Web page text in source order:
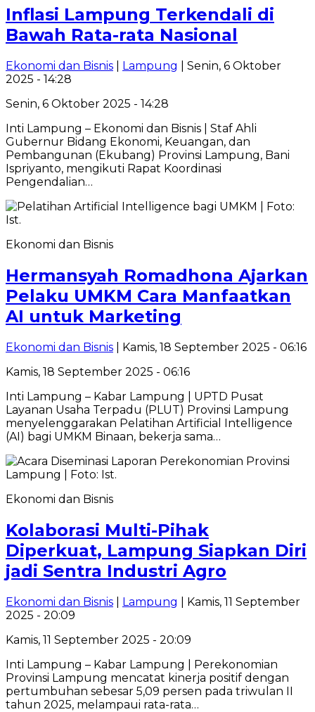
Inflasi Lampung Terkendali di
Bawah Rata-rata Nasional
Ekonomi dan Bisnis Lampung
| Senin, 6 Oktober
2025 - 14:28
Senin, 6 Oktober 2025 - 14:28
Inti Lampung – Ekonomi dan Bisnis | Staf Ahli
Gubernur Bidang Ekonomi, Keuangan, dan
Pembangunan (Ekubang) Provinsi Lampung, Bani
Ispriyanto, mengikuti Rapat Koordinasi
Pengendalian…
Ekonomi dan Bisnis
Hermansyah Romadhona Ajarkan
Pelaku UMKM Cara Manfaatkan
AI untuk Marketing
Ekonomi dan Bisnis | Kamis, 18 September 2025 - 06:16
Kamis, 18 September 2025 - 06:16
Inti Lampung – Kabar Lampung | UPTD Pusat
Layanan Usaha Terpadu (PLUT) Provinsi Lampung
menyelenggarakan Pelatihan Artificial Intelligence
(AI) bagi UMKM Binaan, bekerja sama…
Ekonomi dan Bisnis
Kolaborasi Multi-Pihak
Diperkuat, Lampung Siapkan Diri
jadi Sentra Industri Agro
Ekonomi dan Bisnis Lampung
| Kamis, 11 September
2025 - 20:09
Kamis, 11 September 2025 - 20:09
Inti Lampung – Kabar Lampung | Perekonomian
Provinsi Lampung mencatat kinerja positif dengan
pertumbuhan sebesar 5,09 persen pada triwulan II
tahun 2025, melampaui rata-rata…